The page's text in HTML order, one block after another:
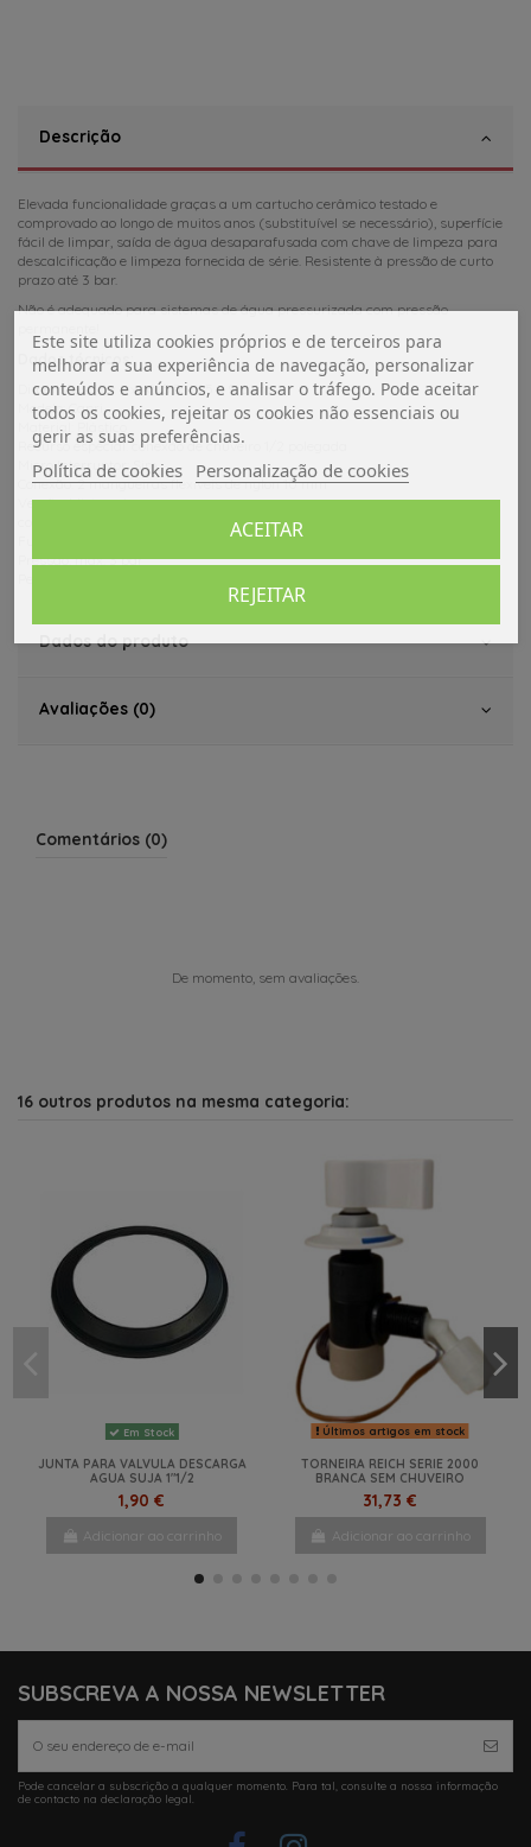
Descrição
Elevada funcionalidade graças a um cartucho cerâmico testado e
comprovado ao longo de muitos anos (substituível se necessário), superfície
fácil de limpar, saída de água desaparafusada com chave de limpeza para
descalcificação e limpeza fornecida de série. Resistente à pressão de curto
prazo até 3 bar.
Não é adequado para sistemas de água pressurizada com pressão
Dados técnicos:
Dimensões (C x L x A): 5,5 x 4,5 x 9,6 cm
Modelo: Capri
Material: Plástico
Recurso especial: conexão de chuveiro 1/2 polegada
Micro Interruptor: Sim
Conexão: 2 mangueiras flexíveis de nylon 10 mm
Versão: Misturadora
Pressão: máx. 3 bar
Dados do produto
Avaliações (0)
Comentários (0)
De momento, sem avaliações.
16 outros produtos na mesma categoria:
Em Stock
JUNTA PARA VALVULA DESCARGA
AGUA SUJA 1"1/2
1,90 €
Adicionar ao carrinho
Últimos artigos em stock
TORNEIRA REICH SERIE 2000
BRANCA SEM CHUVEIRO
31,73 €
Adicionar ao carrinho
SUBSCREVA A NOSSA NEWSLETTER
Pode cancelar a subscrição a qualquer momento. Para tal, consulte a nossa informação
de contacto na declaração legal.
Este site utiliza cookies próprios e de terceiros para
melhorar a sua experiência de navegação, personalizar
conteúdos e anúncios, e analisar o tráfego. Pode aceitar
todos os cookies, rejeitar os cookies não essenciais ou
gerir as suas preferências.
Política de cookies Personalização de cookies
REJEITAR
ACEITAR